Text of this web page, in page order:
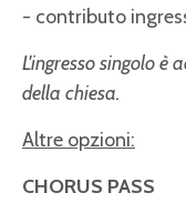
- contributo
L'ingresso singolo è
della chiesa.
Altre opzioni:
CHORUS PASS